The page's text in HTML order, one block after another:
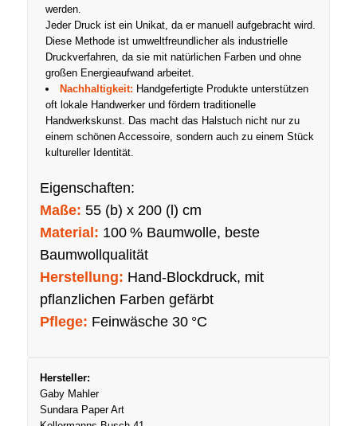
werden.
Jeder Druck ist ein Unikat, da er manuell aufgebracht wird.
Diese Methode ist umweltfreundlicher als industrielle
Druckverfahren, da sie mit natürlichen Farben und ohne
großen Energieaufwand arbeitet.
Nachhaltigkeit: Handgefertigte Produkte unterstützen
oft lokale Handwerker und fördern traditionelle
Handwerkskunst. Das macht das Halstuch nicht nur zu
einem schönen Accessoire, sondern auch zu einem Stück
kultureller Identität.
Eigenschaften:
Maße: 55 (b) x 200 (l) cm
Material: 100 % Baumwolle, beste
Baumwollqualität
Herstellung: Hand-Blockdruck, mit
pflanzlichen Farben gefärbt
Pflege: Feinwäsche 30 °C
Hersteller:
Gaby Mahler
Sundara Paper Art